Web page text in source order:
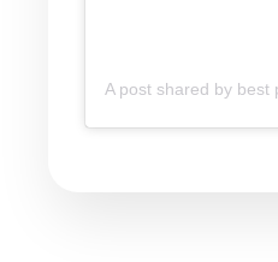
A post shared by